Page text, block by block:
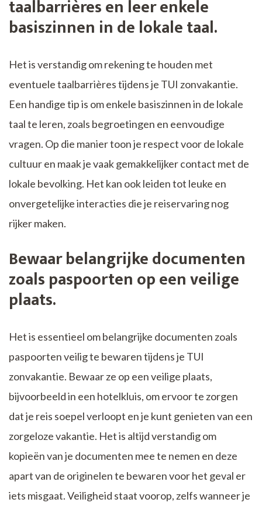
taalbarrières en leer enkele
basiszinnen in de lokale taal.
Het is verstandig om rekening te houden met
eventuele taalbarrières tijdens je TUI zonvakantie.
Een handige tip is om enkele basiszinnen in de lokale
taal te leren, zoals begroetingen en eenvoudige
vragen. Op die manier toon je respect voor de lokale
cultuur en maak je vaak gemakkelijker contact met de
lokale bevolking. Het kan ook leiden tot leuke en
onvergetelijke interacties die je reiservaring nog
rijker maken.
Bewaar belangrijke documenten
zoals paspoorten op een veilige
plaats.
Het is essentieel om belangrijke documenten zoals
paspoorten veilig te bewaren tijdens je TUI
zonvakantie. Bewaar ze op een veilige plaats,
bijvoorbeeld in een hotelkluis, om ervoor te zorgen
dat je reis soepel verloopt en je kunt genieten van een
zorgeloze vakantie. Het is altijd verstandig om
kopieën van je documenten mee te nemen en deze
apart van de originelen te bewaren voor het geval er
iets misgaat. Veiligheid staat voorop, zelfs wanneer je